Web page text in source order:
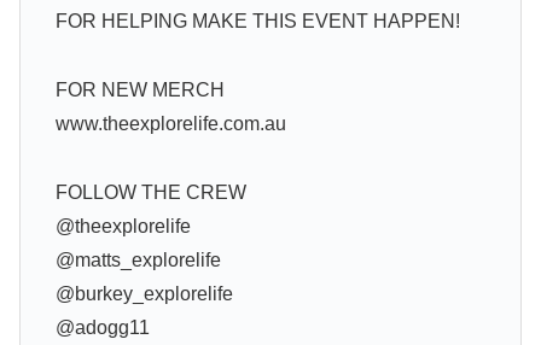
FOR HELPING MAKE THIS EVENT HAPPEN!
FOR NEW MERCH
www.theexplorelife.com.au
FOLLOW THE CREW
@theexplorelife
@matts_explorelife
@burkey_explorelife
@adogg11